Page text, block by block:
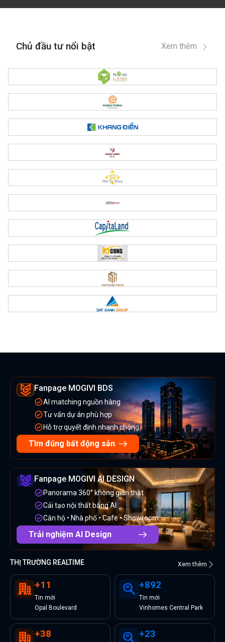
Chủ đầu tư nổi bật Xem thêm
Fanpage MOGIVI BDS
AI matching nguồn hàng
Tư vấn dự án phù hợp
Hỗ trợ quyết định nhanh chóng
Tìm đúng bất động sản
Fanpage MOGIVI AI DESIGN
Panorama 360° không gian thật
Cải tạo nội thất bằng AI
Căn hộ • Nhà phố • Cafe • Showroom
Trải nghiệm AI Design
THỊ TRƯỜNG REALTIME Xem thêm
+11
Tin mới
Opal Boulevard
+892
Tin mới
Vinhomes Central Park
+38 +23